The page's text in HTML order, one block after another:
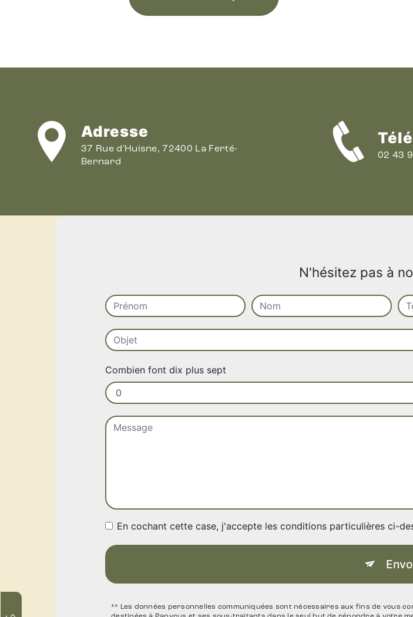
Adresse
37 Rue d'Huisne, 72400 La Ferté-
Bernard
02 43
N'hésitez pas à
Combien font dix plus sept
En cochant cette case, j'accepte les conditions particulières ci-
** Les données personnelles communiquées sont nécessaires aux fins de vous